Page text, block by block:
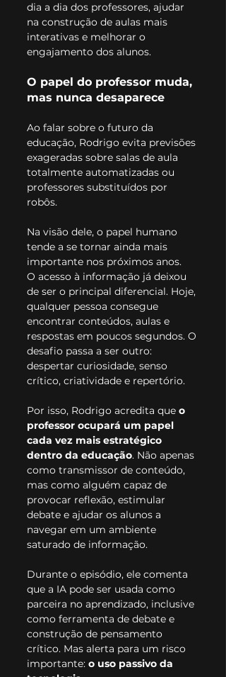
dia a dia dos professores, ajudar
na construção de aulas mais
interativas e melhorar o
engajamento dos alunos.
O papel do professor muda,
mas nunca desaparece
Ao falar sobre o futuro da
educação, Rodrigo evita previsões
exageradas sobre salas de aula
totalmente automatizadas ou
professores substituídos por
robôs.
Na visão dele, o papel humano
tende a se tornar ainda mais
importante nos próximos anos.
O acesso à informação já deixou
de ser o principal diferencial. Hoje,
qualquer pessoa consegue
encontrar conteúdos, aulas e
respostas em poucos segundos. O
desafio passa a ser outro:
despertar curiosidade, senso
crítico, criatividade e repertório.
Por isso, Rodrigo acredita que o
professor ocupará um papel
cada vez mais estratégico
dentro da educação. Não apenas
como transmissor de conteúdo,
mas como alguém capaz de
provocar reflexão, estimular
debate e ajudar os alunos a
navegar em um ambiente
saturado de informação.
Durante o episódio, ele comenta
que a IA pode ser usada como
parceira no aprendizado, inclusive
como ferramenta de debate e
construção de pensamento
crítico. Mas alerta para um risco
importante: o uso passivo da